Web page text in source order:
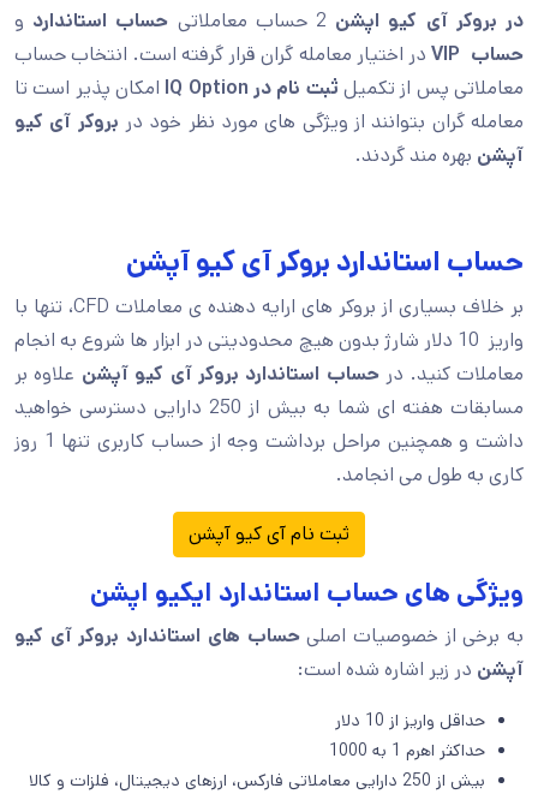
در بروکر آی کیو اپشن حساب استاندارد و
حساب VIP
در اختیار معامله گران قرار گرفته است. انتخاب حساب
معاملاتی پس از تکمیل ثبت نام در IQ Option
امکان پذیر است تا
معامله گران بتوانند از ویژگی های مورد نظر خود در بروکر آی کیو
آپشن بهره مند گردند.
حساب استاندارد بروکر آی کیو آپشن
بر خلاف بسیاری از بروکر های ارایه دهنده ی معاملات CFD، تنها با
واریز 10 دلار شارژ بدون هیچ محدودیتی در ابزار ها شروع به انجام
معاملات کنید. درحساب استاندارد بروکر آی کیو آپشن علاوه بر
مسابقات هفته ای شما به بیش از 250 دارایی دسترسی خواهید
داشت و همچنین مراحل برداشت وجه از حساب کاربری تنها 1 روز
کاری به طول می انجامد.
ثبت نام آی کیو آپشن
ویژگی های حساب استاندارد ایکیو اپشن
به برخی از خصوصیات اصلیحساب های استاندارد بروکر آی کیو
آپشن در زیر اشاره شده است:
حداقل واریز از 10 دلار
حداکثر اهرم 1 به 1000
بیش از 250 دارایی معاملاتی فارکس، ارزهای دیجیتال، فلزات و کالا